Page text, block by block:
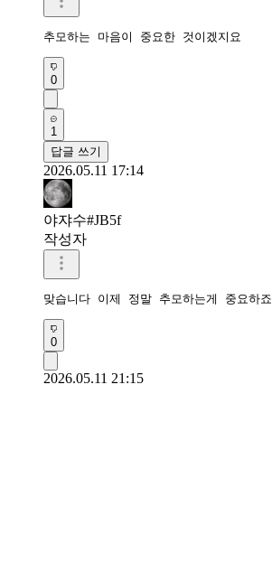
추모하는 마음이 중요한 것이겠지요
0
1
답글 쓰기
2026.05.11 17:14
야쟈수#JB5f
작성자
맞습니다 이제 정말 추모하는게 중요하죠
0
2026.05.11 21:15